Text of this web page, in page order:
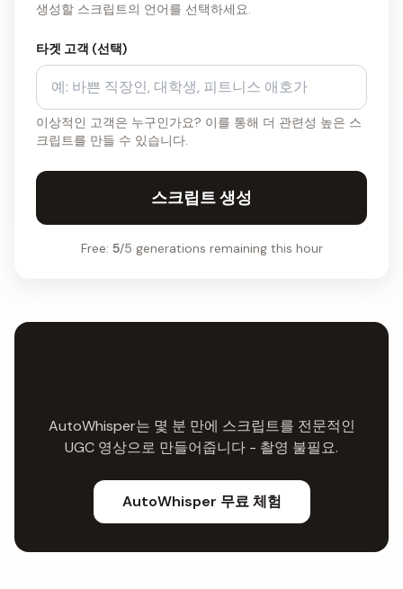
생성할 스크립트의 언어를 선택하세요.
타겟 고객 (선택)
이상적인 고객은 누구인가요? 이를 통해 더 관련성 높은 스
크립트를 만들 수 있습니다.
스크립트 생성
Free: 5/5 generations remaining this hour
AutoWhisper는 몇 분 만에 스크립트를 전문적인
UGC 영상으로 만들어줍니다 - 촬영 불필요.
AutoWhisper 무료 체험